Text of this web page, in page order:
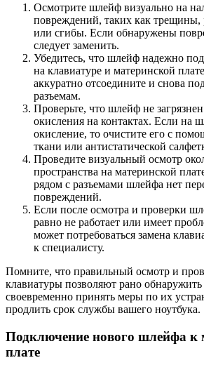
Осмотрите шлейф визуально на
повреждений, таких как трещины,
или сгибы. Если обнаружены
следует заменить.
Убедитесь, что шлейф надежно
на клавиатуре и материнской
аккуратно отсоедините и снова
разъемам.
Проверьте, что шлейф не
окисления на контактах. Если на
окисление, то очистите его с
ткани или антистатической
Проведите визуальный осмотр
пространства на материнской
рядом с разъемами шлейфа нет
повреждений.
Если после осмотра и проверки
равно не работает или имеет
может потребоваться замена
к специалисту.
Помните, что правильный осмотр и
клавиатуры позволяют рано
своевременно принять меры по их
продлить срок службы вашего ноутбука.
Подключение нового шлейфа к
плате